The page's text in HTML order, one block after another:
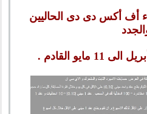
أف أكس دى دى الحاليين